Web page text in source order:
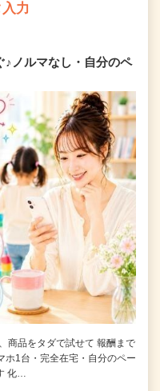
力
♪ノルマなし・自分のペ
商品をタダで試せて 報酬まで
ホ1台・完全在宅・自分のペー
化…